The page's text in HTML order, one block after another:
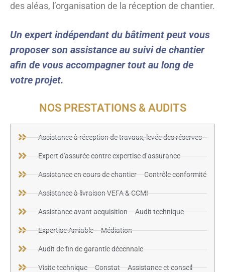
des aléas, l’organisation de la réception de chantier.
Un expert indépendant du bâtiment peut vous
proposer son assistance au suivi de chantier
afin de vous accompagner tout au long de
votre projet.
NOS PRESTATIONS & AUDITS
Assistance à réception de travaux, levée des réserves
Expert d'assurée contre expertise d’assurance
Assistance en cours de chantier – Contrôle conformité
Assistance à livraison VEFA & CCMI
Assistance avant acquisition – Audit technique
Expertise Amiable – Médiation
Audit de fin de garantie décennale
Visite technique – Constat – Assistance et conseil